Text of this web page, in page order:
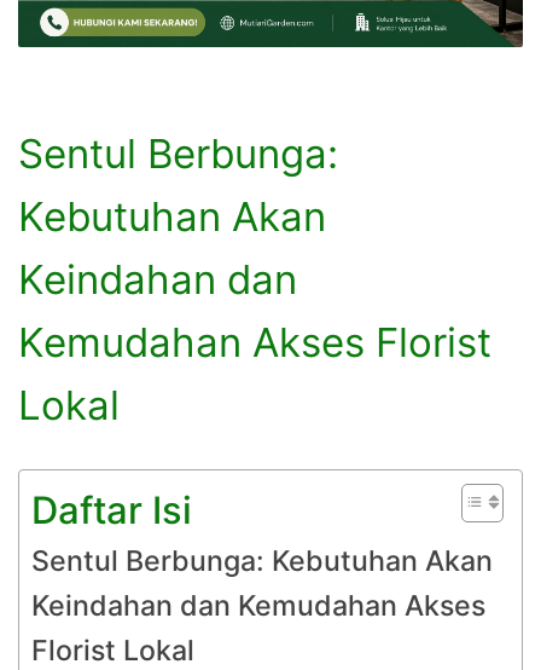
Sentul Berbunga:
Kebutuhan Akan
Keindahan dan
Kemudahan Akses Florist
Lokal
Daftar Isi
Sentul Berbunga: Kebutuhan Akan
Keindahan dan Kemudahan Akses
Florist Lokal